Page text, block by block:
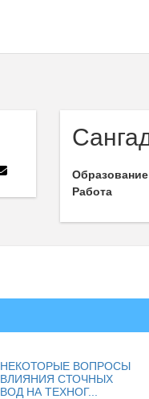
Образование
Работа
НЕКОТОРЫЕ ВОПРОСЫ
ВЛИЯНИЯ СТОЧНЫХ
ВОД НА ТЕХНОГ...